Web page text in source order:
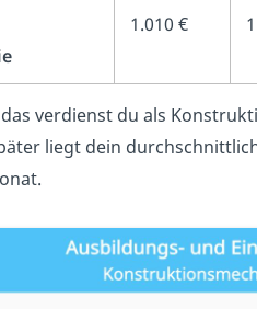
1.010 €
verdienst du als
liegt dein